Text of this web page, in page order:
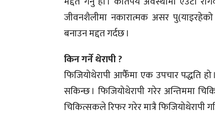
जीवनशैलीमा नकारात्मक असर पु(याइरहेको
बनाउन मद्दत गर्दछ ।
किन गर्ने थेरापी ?
फिजियोथेरापी आफैँमा एक उपचार पद्धति हो
सकिन्छ । फिजियोथेरापी गरेर अन्तिममा
चिकित्सकले रिफर गरेर मात्रै फिजियोथेरापी